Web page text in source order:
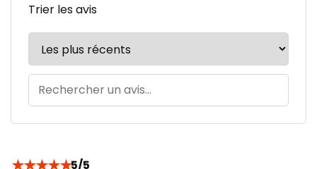
Trier les avis
5/5